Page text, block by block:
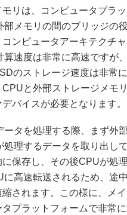
モリは、コンピュータプラ
部メモリの間のブリッジの
ンピュータアーキテクチャ
算速度は非常に高速ですが
のストレージ速度は非常
CPUと外部ストレージメモ
バイスが必要となります。
ータを処理する際、まず外
処理するデータを取り出し
に保存し、その後CPUが処
に高速転送されるため、途
縮されます。この様に、メ
タプラットフォームで非常